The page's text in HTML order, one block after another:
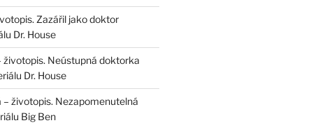
Zazářil jako doktor
Dr. House
životopis. Neústupná doktorka
Dr. House
– životopis. Nezapomenutelná
Big Ben